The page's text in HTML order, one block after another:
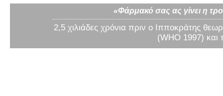
«Φάρμακό σας ας γίνει η
2,5 χιλιάδες χρόνια πριν ο Ιπποκράτης
(WHO 1997) και